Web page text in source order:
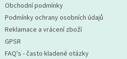
Obchodní podmínky
Podmínky ochrany osobních údajů
Reklamace a vrácení zboží
GPSR
FAQ's - často kladené otázky